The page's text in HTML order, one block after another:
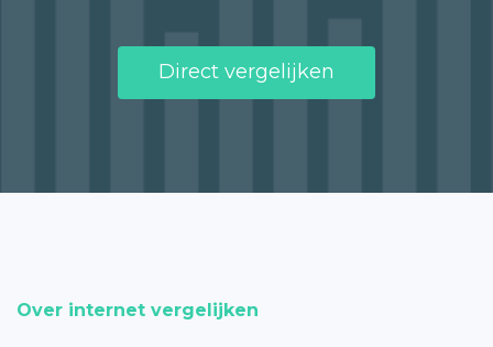
Direct vergelijken
Over internet vergelijken